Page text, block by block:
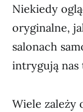
Niekiedy
oryginalne,
salonach
intrygują nas
Wiele zależy